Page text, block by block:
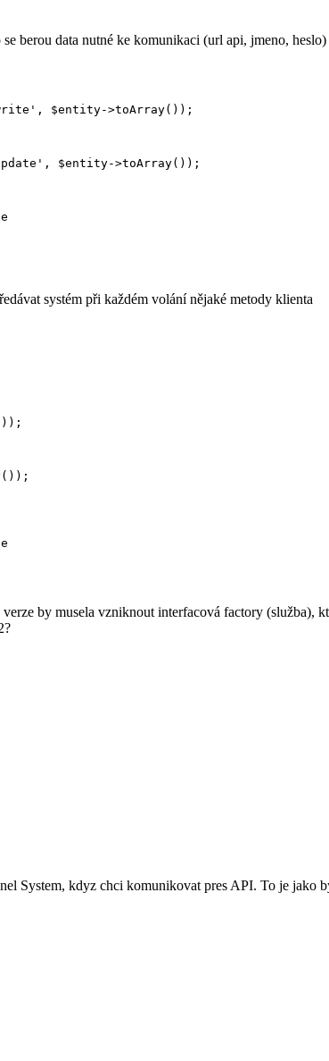
se berou data nutné ke komunikaci (url api, jmeno, heslo)
$entity->toArray());
$entity->toArray());
systém při každém volání nějaké metody klienta
by musela vzniknout interfacová factory
System, kdyz chci komunikovat pres API. To je jako